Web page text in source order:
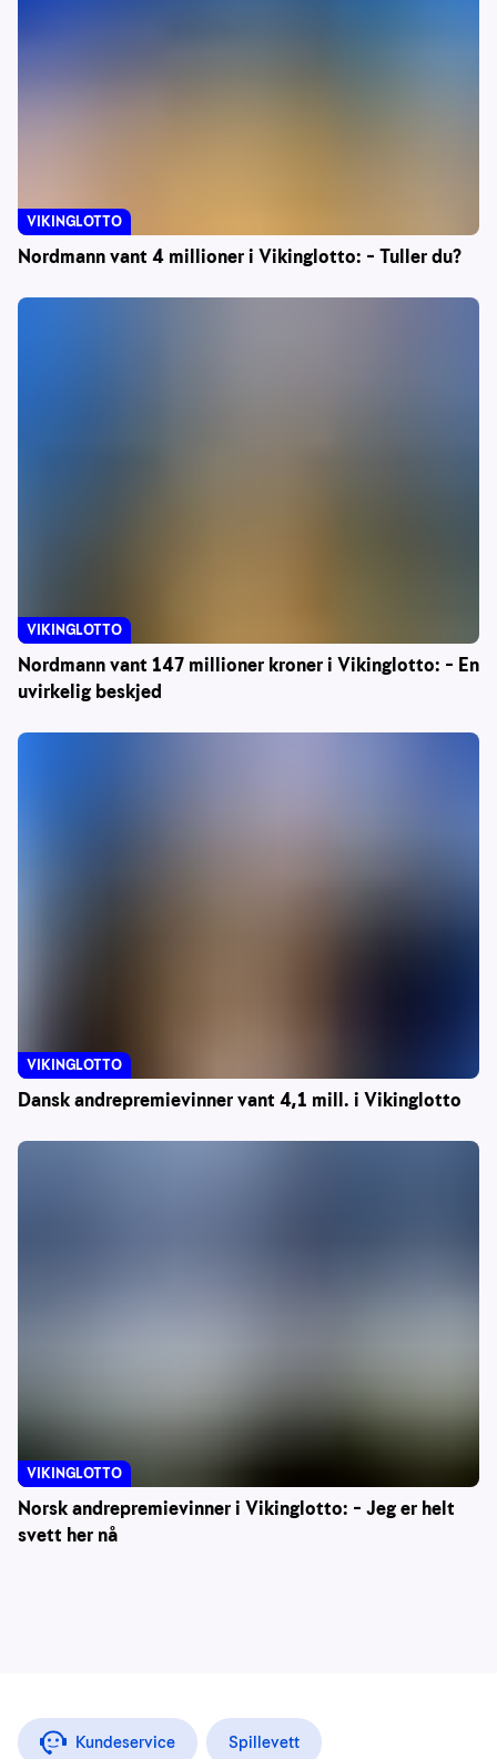
Nordmann vant 4 millioner i Vikinglotto: – Tuller du?
VIKINGLOTTO
Nordmann vant 147 millioner kroner i Vikinglotto: – En
uvirkelig beskjed
VIKINGLOTTO
Dansk andrepremievinner vant 4,1 mill. i Vikinglotto
VIKINGLOTTO
Norsk andrepremievinner i Vikinglotto: – Jeg er helt
svett her nå
VIKINGLOTTO
Kundeservice Spillevett